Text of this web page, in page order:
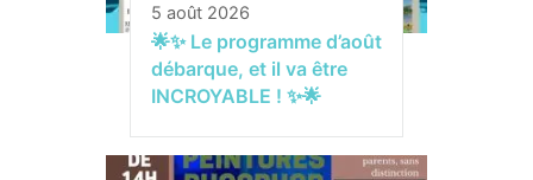
5 août 2026
🌟✨ Le programme d’août
débarque, et il va être
INCROYABLE ! ✨🌟